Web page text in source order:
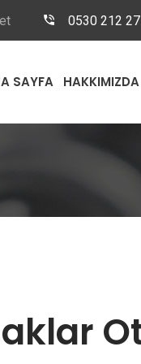
0530 212
SAYFA HAKKIMIZDA